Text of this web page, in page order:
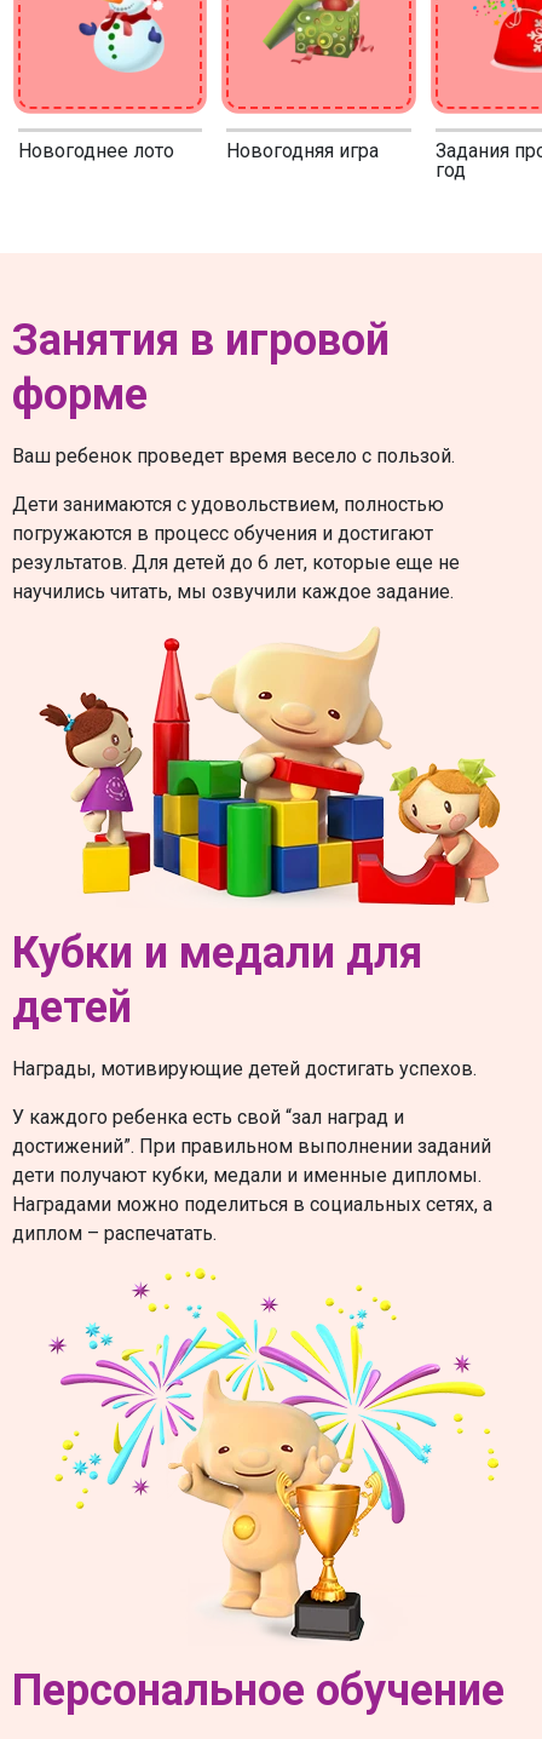
Новогоднее лото Новогодняя игра
Задания
год
Занятия в игровой
форме
Ваш ребенок проведет время весело с пользой.
Дети занимаются с удовольствием, полностью
погружаются в процесс обучения и достигают
результатов. Для детей до 6 лет, которые еще не
научились читать, мы озвучили каждое задание.
Кубки и медали для
детей
Награды, мотивирующие детей достигать успехов.
У каждого ребенка есть свой “зал наград и
достижений”. При правильном выполнении заданий
дети получают кубки, медали и именные дипломы.
Наградами можно поделиться в социальных сетях, а
диплом – распечатать.
Персональное обучение